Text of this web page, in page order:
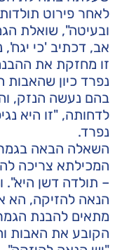
לאחר פירוט
ובעיטה", שואלת
אב, דכתיב 'כי יגח',
זו מחזקת את
נפרד כיון שהאבות
בהם נעשה הנזק,
לדחותה, "זו היא
נפרד.
השאלה הבאה
המכילתא צריכה
– תולדה דשן היא".
הנאה להזיקה, הא
מתאים להבנת
הקובע את האבות